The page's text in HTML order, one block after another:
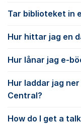
Tar biblioteket in
Hur hittar jag en
Hur lånar jag e-
Hur laddar jag
Central?
How do I get a